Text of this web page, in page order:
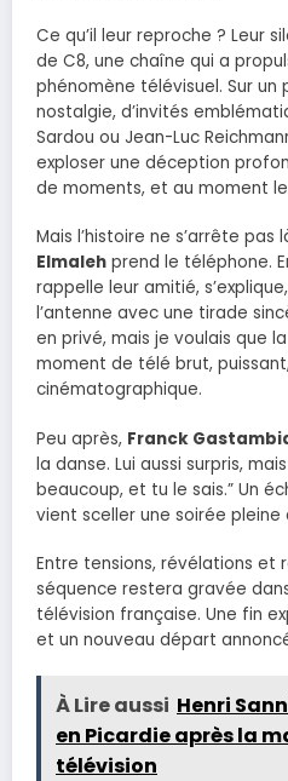
Ce qu’il leur reproche ? Leur
de C8, une chaîne qui a
phénomène télévisuel. Sur un
nostalgie, d’invités
Sardou ou Jean-Luc
exploser une déception
de moments, et au moment
Mais l’histoire ne s’arrête pas
Elmaleh prend le téléphone.
rappelle leur amitié,
l’antenne avec une tirade
en privé, mais je voulais que
moment de télé brut,
cinématographique.
Peu après, Franck
la danse. Lui aussi surpris,
beaucoup, et tu le sais.” Un
vient sceller une soirée
Entre tensions, révélations et
séquence restera gravée
télévision française. Une fin
et un nouveau départ
À Lire aussi Henri
en Picardie après la
télévision